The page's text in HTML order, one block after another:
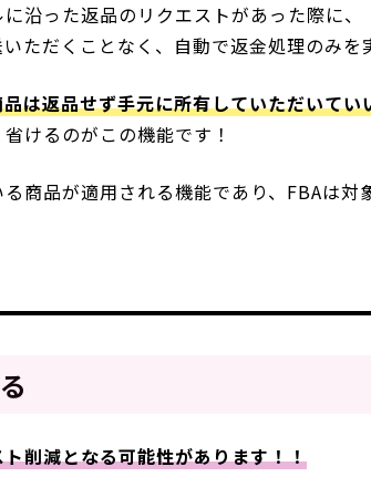
沿った返品のリクエストがあった際に、
ただくことなく、自動で返金処理のみを
は返品せず手元に所有していただいてい
けるのがこの機能です！
商品が適用される機能であり、FBAは対
ト削減となる可能性があります！！